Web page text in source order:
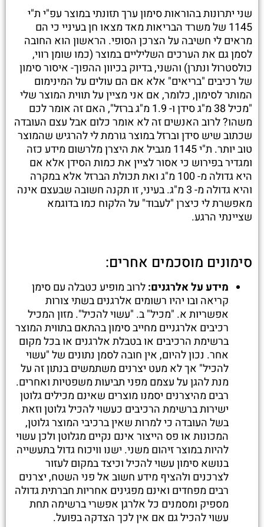
שני יתרונות בהוראות סימון ערך תזונתי במוצר עפ"י ת"י
1145 של משרד הבריאות מאד מצאו חן בעיניי כי הם
מראים לי חשיבה על הצרכן הסופי. הראשון הוא החובה
לסמן גם את הערכים השליליים במוצר (כמו שומן רווי,
כולסטרול ונתרן) והשני, בדיוק בכיוון ההפוך- איסור סימון
של רכיבים "בריאים" אלא אם הם עולים על המינימום
המותר לסימון, כלומר, אם אני מציין על תווית המוצר שלי
"מכיל 38 מ"ג סידן ו- 1.9 מ"ג ברזל", האם זה אומר לכם
משהו? לרוב האנשים זה לא אומר כלום אבל עצם העובדה
שכתוב שיש סידן וברזל במוצר גורמת לי להרגיש שהמוצר
טוב יותר. ת"י 1145 מגביל את היצרן מלרשום מידע כזה
ומגדיר בפירוש כי אסור לציין את כמות הסידן אלא אם
היא גדולה מ- 100 מ"ג ואת תכולת הברזל אלא במקרה
והיא גדולה מ- 3 מ"ג. בעיני, זו תקנה חשובה שבעצם אינה
מאפשרת לי כיצרן "לעבוד" על הלקוח כמו בדוגמא
שציינתי הרגע.
סימונים מוסכמים אחרים:
מידע על אלרגנים:לרוב מופיע כטבלה עם סימן
קריאה ובו יהיו רשומים אלרגנים בשתי צורות
אפשריות א. "מכיל" ב. "עשוי להכיל". מזון המכיל
רכיבים אלרגניים מחייב סימון בהתאם בתווית המוצר
ברשימת הרכיבים או בטבלת אלרגנים או בכל מקום
אחר. נכון להיום, אין חובה לסמן נתונים של "עשוי
להכיל" אך לא מעט יצרנים משתמשים בנתון זה על
מנת להגן על עצמם מפני תביעות משפטיות ואחרים.
רבים מהיצרנים יסמנו מוצרים שאינם מכילים גלוטן
ישירות ברשימת הרכיבים כעשוי להכיל גלוטן וזאת
בשל העובדה כי למרות שאין ברכיבי המוצר גלוטן,
המכונות או פס הייצור אינם נקיים מגלוטן ולכן עשוי
להיות במוצר זיהום משני. ישנו וויכוח גדול בתעשייה
בנושא סימון עשוי להכיל וכיצד במקום לעזור
לצרכנים ולהציף מידע חשוב אל פני השטח, יצרנים
רבים מפחדים ואינם מפגינים אחריות חברתית גדולה
מספיק ומסמנים כל אלרגן אפשרי ברשימה תחת
עשוי להכיל גם אם אין לכך הצדקה בפועל.